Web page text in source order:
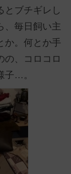
とブチギレし
、毎日飼い主
か。何とか手
の、コロコロ
子…。